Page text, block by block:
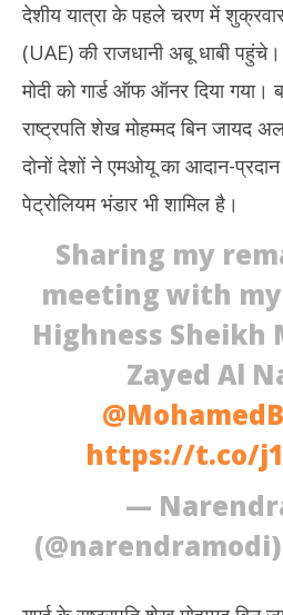
पीएम मोदी ने यूएई पर हमले की कड़ी निंदा की,
भारत तैयार
May
15,
2026
देशीय यात्रा के पहले चरण में
(UAE) की राजधानी अबू धाबी पहुंचे।
मोदी को गार्ड ऑफ ऑनर दिया गया।
राष्ट्रपति शेख मोहम्मद बिन जायद
दोनों देशों ने एमओयू का आदान-
पेट्रोलियम भंडार भी शामिल है।
Sharing my
meeting with
Highness Sheikh
Zayed Al
https://t.co/
—
(@narendramodi)